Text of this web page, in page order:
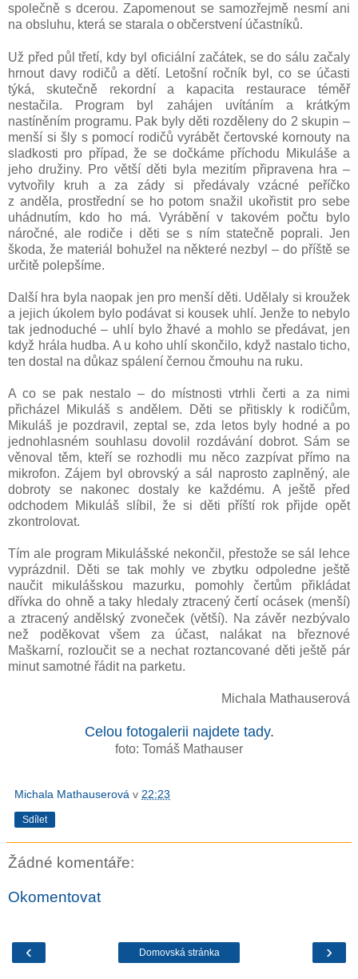
společně s dcerou. Zapomenout se samozřejmě nesmí ani
na obsluhu, která se starala oobčerstvení účastníků.
Už před půl třetí, kdy byl oficiální začátek, se do sálu začaly
hrnout davy rodičů a dětí. Letošní ročník byl, co se účasti
týká, skutečně rekordní a kapacita restaurace téměř
nestačila. Program byl zahájen uvítáním a krátkým
nastíněním programu. Pak byly děti rozděleny do 2 skupin –
menší si šly s pomocí rodičů vyrábět čertovské kornouty na
sladkosti pro případ, že se dočkáme příchodu Mikuláše a
jeho družiny. Pro větší děti byla mezitím připravena hra –
vytvořily kruh a za zády si předávaly vzácné peříčko
z anděla, prostřední se ho potom snažil ukořistit pro sebe
uhádnutím, kdo ho má. Vyrábění v takovém počtu bylo
náročné, ale rodiče i děti se s ním statečně poprali. Jen
škoda, že materiál bohužel na některé nezbyl – do příště se
určitě polepšíme.
Další hra byla naopak jen pro menší děti. Udělaly si kroužek
a jejich úkolem bylo podávat si kousek uhlí. Jenže to nebylo
tak jednoduché – uhlí bylo žhavé a mohlo se předávat, jen
když hrála hudba. A u koho uhlí skončilo, když nastalo ticho,
ten dostal na důkaz spálení černou čmouhu na ruku.
A co se pak nestalo – do místnosti vtrhli čerti a za nimi
přicházel Mikuláš s andělem. Děti se přitiskly k rodičům,
Mikuláš je pozdravil, zeptal se, zda letos byly hodné a po
jednohlasném souhlasu dovolil rozdávání dobrot. Sám se
věnoval těm, kteří se rozhodli mu něco zazpívat přímo na
mikrofon. Zájem byl obrovský a sál naprosto zaplněný, ale
dobroty se nakonec dostaly ke každému. A ještě před
odchodem Mikuláš slíbil, že si děti příští rok přijde opět
zkontrolovat.
Tím ale program Mikulášské nekončil, přestože se sál lehce
vyprázdnil. Děti se tak mohly ve zbytku odpoledne ještě
naučit mikulášskou mazurku, pomohly čertům přikládat
dřívka do ohně a taky hledaly ztracený čertí ocásek (menší)
a ztracený andělský zvoneček (větší). Na závěr nezbývalo
než poděkovat všem za účast, nalákat na březnové
Maškarní, rozloučit se a nechat roztancované děti ještě pár
minut samotné řádit na parketu.
Michala Mathauserová
Celou fotogalerii najdete tady.
foto: Tomáš Mathauser
Michala Mathauserová v 22:23
Sdílet
Žádné komentáře:
Okomentovat
‹ ›
Domovská stránka